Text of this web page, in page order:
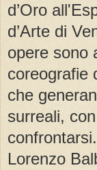
d’Oro
d’Arte di
opere sono
coreografie
che
surreali,
Lorenzo